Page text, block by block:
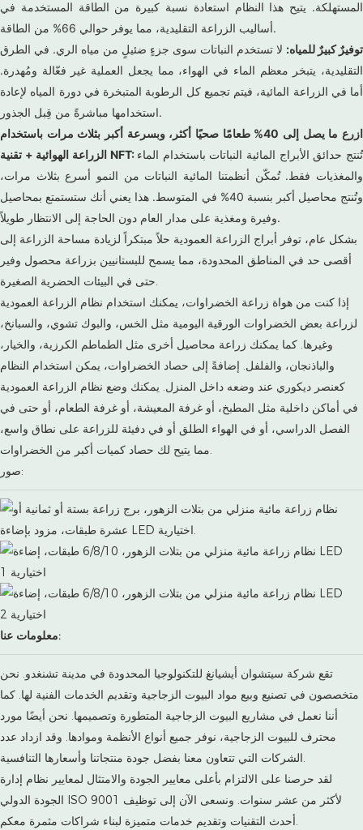
المستهلكة. يتيح هذا النظام استعادة نسبة كبيرة من الطاقة المستخدمة في
أساليب الزراعة التقليدية، مما يوفر حوالي 66% من الطاقة.
توفيرٌ كبيرٌ للمياه: لا تستخدم النباتات سوى جزءٍ ضئيلٍ من مياه الري. في الطرق
التقليدية، يتبخر معظم الماء في الهواء، مما يجعل العملية غير فعّالة ومُهدرة.
أما في الزراعة المائية، فيتم تجميع كل الرطوبة المتبخرة في دورة المياه لإعادة
استخدامها مباشرةً من قِبل الجذور.
ازرع ما يصل إلى 40% طعامًا صحيًا أكثر، وبسرعة أكبر بثلاث مرات باستخدام
الزراعة الهوائية + تقنية NFT: تُنتج حدائق الأبراج المائية النباتات باستخدام الماء
والمغذيات فقط. تُمكّن أنظمتنا المائية النباتات من النمو أسرع بثلاث مرات،
وتُنتج محاصيل أكبر بنسبة 40% في المتوسط. هذا يعني أنك ستستمتع بمحاصيل
وفيرة ومغذية على مدار العام دون الحاجة إلى الانتظار طويلاً.
بشكل عام، توفر أبراج الزراعة العمودية حلاً مبتكراً لزيادة مساحة الزراعة إلى
أقصى حد في المناطق المحدودة، مما يسمح للبستانيين بزراعة محصول وفير
حتى في البيئات الحضرية الصغيرة.
إذا كنت من هواة زراعة الخضراوات، يمكنك استخدام نظام الزراعة العمودية
لزراعة بعض الخضراوات الورقية اليومية مثل الخس، والبوك تشوي، والسبانخ،
وغيرها. كما يمكنك زراعة محاصيل أخرى مثل الطماطم الكرزية، والخيار،
والباذنجان، والفلفل. إضافةً إلى حصاد الخضراوات، يمكن استخدام النظام
كعنصر ديكوري عند وضعه داخل المنزل. يمكنك وضع نظام الزراعة العمودية
في أماكن داخلية مثل المطبخ، أو غرفة المعيشة، أو غرفة الطعام، أو حتى في
الفصل الدراسي، أو في الهواء الطلق أو في دفيئة للزراعة على نطاق واسع،
مما يتيح لك حصاد كميات أكبر من الخضراوات.
صور:
معلومات عنا:
تقع شركة سيتشوان أيشيانغ للتكنولوجيا المحدودة في مدينة تشنغدو. نحن
متخصصون في تصنيع وبيع مواد البيوت الزجاجية وتقديم الخدمات الفنية لها. كما
أننا نعمل في مشاريع البيوت الزجاجية المتطورة وتصميمها. نحن أيضًا مورد
محترف للبيوت الزجاجية، نوفر جميع أنواع الأنظمة وموادها. وقد ازداد عدد
الشركات التي تتعاون معنا بفضل جودة منتجاتنا وأسعارها التنافسية.
لقد حرصنا على الالتزام بأعلى معايير الجودة والامتثال لمعايير نظام إدارة
الجودة الدولي ISO 9001 لأكثر من عشر سنوات. ونسعى الآن إلى توظيف
أحدث التقنيات وتقديم خدمات متميزة لبناء شراكات مثمرة معكم.